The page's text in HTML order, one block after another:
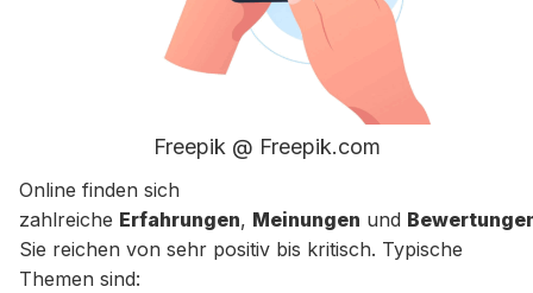
Freepik @ Freepik.com
Online finden sich
zahlreiche Erfahrungen, Meinungen und
Sie reichen von sehr positiv bis kritisch. Typische
Themen sind: